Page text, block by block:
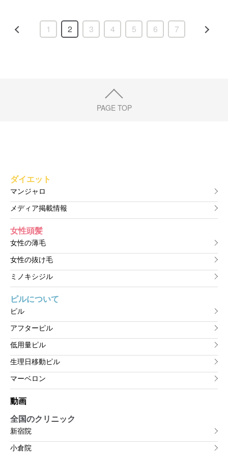
1 2 3 4 5 6 7
PAGE TOP
ダイエット
マンジャロ
メディア掲載情報
女性頭髪
女性の薄毛
女性の抜け毛
ミノキシジル
ピルについて
ピル
アフターピル
低用量ピル
生理日移動ピル
マーベロン
動画
全国のクリニック
新宿院
小倉院